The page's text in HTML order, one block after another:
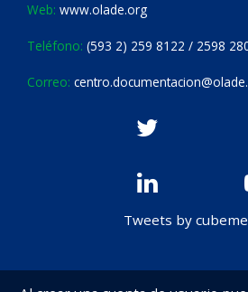
Web: www.olade.org
Teléfono: (593 2) 259 8122 / 2598
Correo:
Tweets by